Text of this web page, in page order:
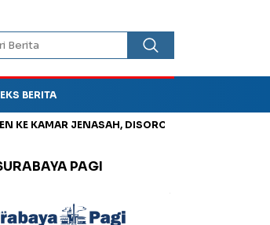
BERITA
JENASAH, DISOROT
PAGI